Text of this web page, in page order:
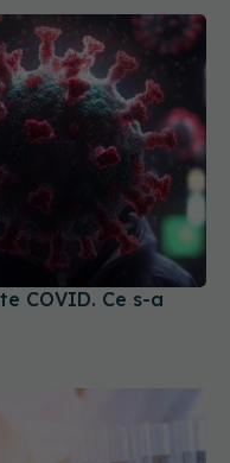
COVID. Ce s-a